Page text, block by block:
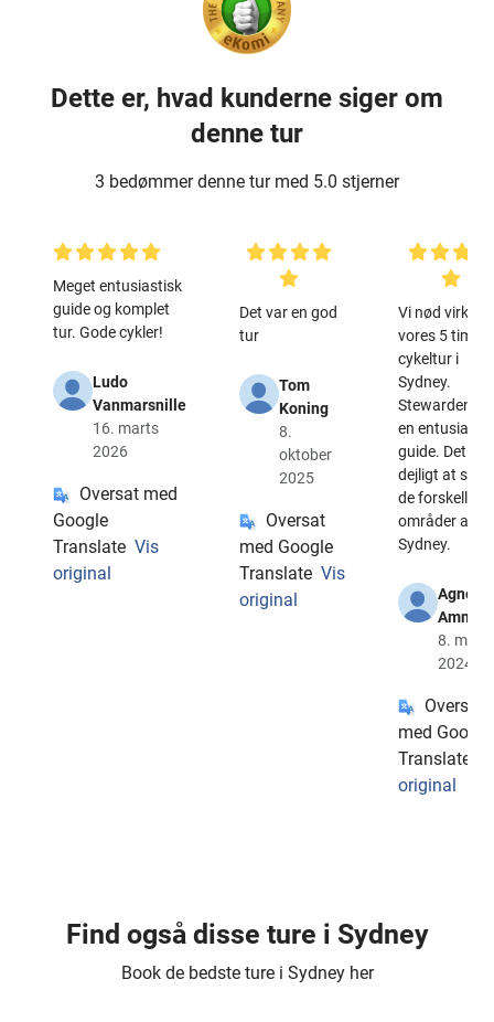
Dette er, hvad kunderne siger om
denne tur
3 bedømmer denne tur med 5.0 stjerner
Meget entusiastisk
guide og komplet
tur. Gode cykler!
Ludo
Vanmarsnille
16. marts
2026
Oversat med
Google
Translate Vis
original
Det var en god
tur
Tom
Koning
8.
oktober
2025
Oversat
med Google
Translate Vis
original
Vi nød virkelig
vores 5 timers
cykeltur i
Sydney.
Stewarden
en
guide. Det var
dejligt at se
de forskellige
områder af
Sydney.
Agnes
8. marts
2024
Oversat
med Google
Translate
original
Find også disse ture i Sydney
Book de bedste ture i Sydney her